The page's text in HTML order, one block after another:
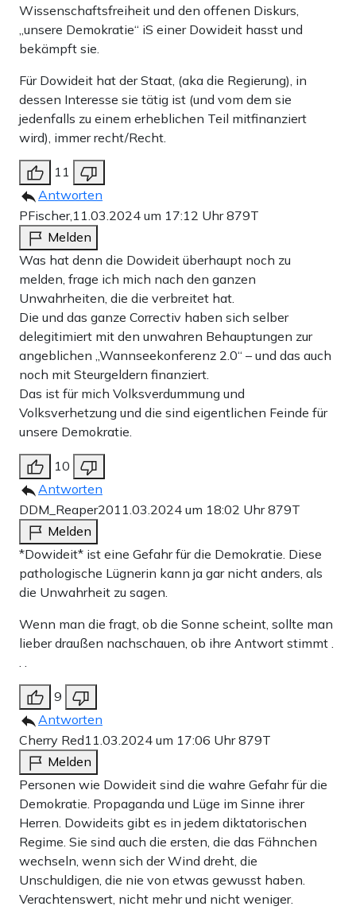
Wissenschaftsfreiheit und den offenen Diskurs,
„unsere Demokratie“ iS einer Dowideit hasst und
bekämpft sie.
Für Dowideit hat der Staat, (aka die Regierung), in
dessen Interesse sie tätig ist (und vom dem sie
jedenfalls zu einem erheblichen Teil mitfinanziert
wird), immer recht/Recht.
11
Antworten
PFischer, 11.03.2024 um 17:12 Uhr879T
Melden
Was hat denn die Dowideit überhaupt noch zu
melden, frage ich mich nach den ganzen
Unwahrheiten, die die verbreitet hat.
Die und das ganze Correctiv haben sich selber
delegitimiert mit den unwahren Behauptungen zur
angeblichen „Wannseekonferenz 2.0“ – und das auch
noch mit Steurgeldern finanziert.
Das ist für mich Volksverdummung und
Volksverhetzung und die sind eigentlichen Feinde für
unsere Demokratie.
10
Antworten
DDM_Reaper2011.03.2024 um 18:02 Uhr879T
Melden
*Dowideit* ist eine Gefahr für die Demokratie. Diese
pathologische Lügnerin kann ja gar nicht anders, als
die Unwahrheit zu sagen.
Wenn man die fragt, ob die Sonne scheint, sollte man
lieber draußen nachschauen, ob ihre Antwort stimmt .
9
Antworten
Cherry Red11.03.2024 um 17:06 Uhr879T
Melden
Personen wie Dowideit sind die wahre Gefahr für die
Demokratie. Propaganda und Lüge im Sinne ihrer
Herren. Dowideits gibt es in jedem diktatorischen
Regime. Sie sind auch die ersten, die das Fähnchen
wechseln, wenn sich der Wind dreht, die
Unschuldigen, die nie von etwas gewusst haben.
Verachtenswert, nicht mehr und nicht weniger.